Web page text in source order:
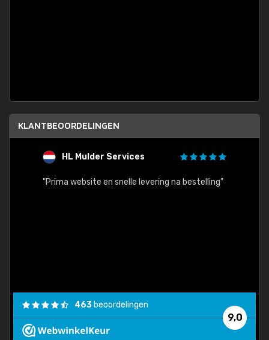
KLANTBEOORDELINGEN
HL Mulder Services
"Prima website en snelle levering na bestelling"
9,0
463 beoordelingen